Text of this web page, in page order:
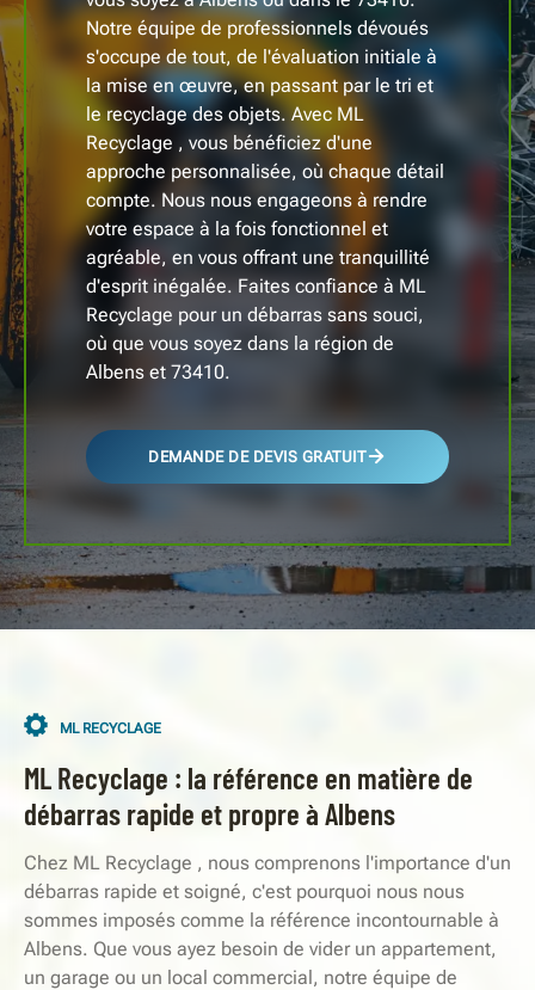
Notre équipe de professionnels dévoués
s'occupe de tout, de l'évaluation initiale à
la mise en œuvre, en passant par le tri et
le recyclage des objets. Avec ML
Recyclage , vous bénéficiez d'une
approche personnalisée, où chaque détail
compte. Nous nous engageons à rendre
votre espace à la fois fonctionnel et
agréable, en vous offrant une tranquillité
d'esprit inégalée. Faites confiance à ML
Recyclage pour un débarras sans souci,
où que vous soyez dans la région de
Albens et 73410.
DEMANDE DE DEVIS GRATUIT
ML RECYCLAGE
ML Recyclage : la référence en matière de
débarras rapide et propre à Albens
Chez ML Recyclage , nous comprenons l'importance d'un
débarras rapide et soigné, c'est pourquoi nous nous
sommes imposés comme la référence incontournable à
Albens. Que vous ayez besoin de vider un appartement,
un garage ou un local commercial, notre équipe de